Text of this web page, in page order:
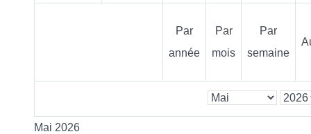
Par
année
Par
mois
Par
semaine
Mai 2026